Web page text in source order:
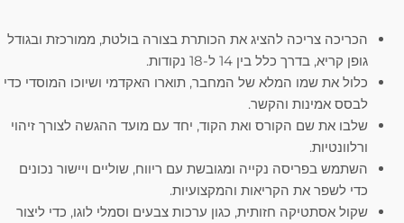
הכריכה צריכה להציג את הכותרת בצורה בולטת, ממורכזת ובגודל
גופן קריא, בדרך כלל בין 14 ל-18 נקודות.
כלול את שמו המלא של המחבר, תוארו האקדמי ושיוכו המוסדי כדי
לבסס אמינות והקשר.
שלבו את שם הקורס ואת הקוד, יחד עם מועד ההגשה לצורך זיהוי
ורלוונטיות.
השתמש בפריסה נקייה ומגובשת עם ריווח, שוליים ויישור נכונים
כדי לשפר את הקריאות והמקצועיות.
שקול אסתטיקה חזותית, כגון ערכות צבעים וסמלי לוגו, כדי ליצור